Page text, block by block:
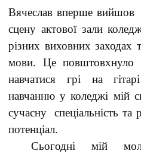
Вячеслав вперше
сцену актової зали
різних виховних заходах
мови. Це повштовхнуло
навчатися грі на
навчанню у коледжі мій
сучасну спеціальність
потенціал.
Сьогодні мій